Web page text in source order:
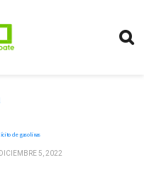
de gasolinas
DICIEMBRE 5, 2022